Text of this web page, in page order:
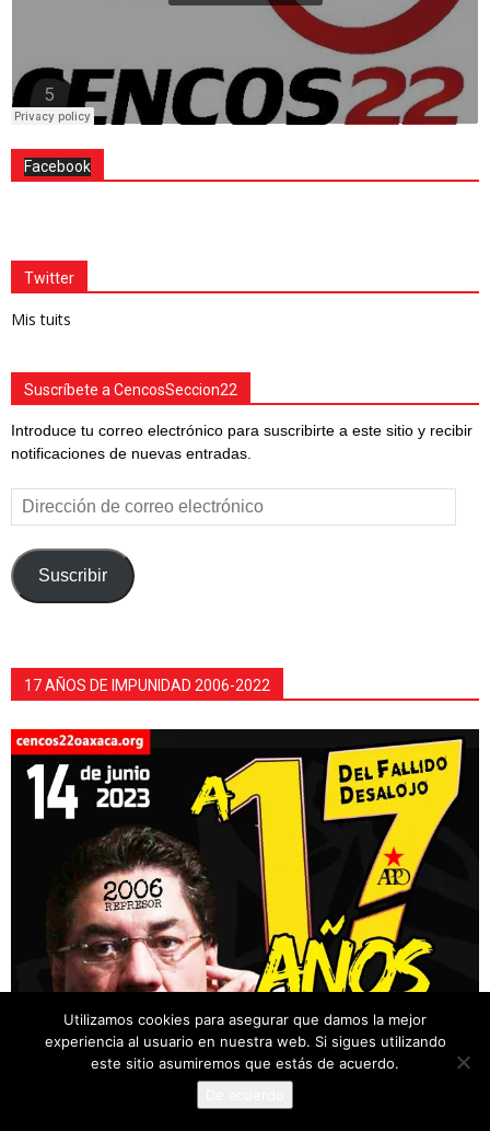
Facebook
Twitter
Mis tuits
Suscríbete a CencosSeccion22
Introduce tu correo electrónico para suscribirte a este sitio y recibir
notificaciones de nuevas entradas.
Dirección
de
electrónico
Suscribir
17 AÑOS DE IMPUNIDAD 2006-2022
Utilizamos cookies para asegurar que damos la mejor
experiencia al usuario en nuestra web. Si sigues utilizando
este sitio asumiremos que estás de acuerdo.